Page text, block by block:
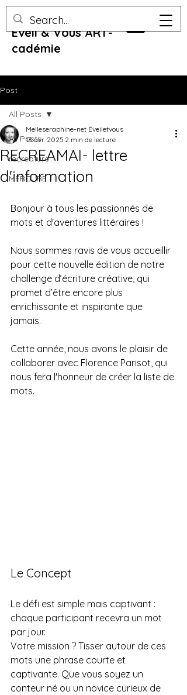
Eveil & Vous ART-
cadémie
Post
All Posts
recreature
MERCURE
All Posts
RECREAMAI- lettre
d'information
Melleseraphine-net Éveiletvous
13 avr. 2025 2 min de lecture
Bonjour à tous les passionnés de
mots et d'aventures littéraires !
Nous sommes ravis de vous accueillir
pour cette nouvelle édition de notre
challenge d’écriture créative, qui
promet d’être encore plus
enrichissante et inspirante que
jamais.
Cette année, nous avons le plaisir de
collaborer avec Florence Parisot, qui
nous fera l'honneur de créer la liste de
mots.
Le Concept
Le défi est simple mais captivant :
chaque participant recevra un mot
par jour.
Votre mission ? Tisser autour de ces
mots une phrase courte et
captivante. Que vous soyez un
conteur né ou un novice curieux de